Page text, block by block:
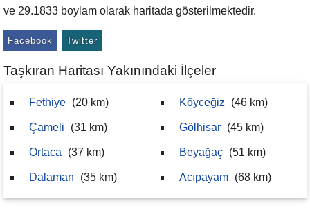
ve 29.1833 boylam olarak haritada gösterilmektedir.
Facebook Twitter
Taşkıran Haritası Yakınındaki İlçeler
Fethiye (20 km)
Çameli (31 km)
Ortaca (37 km)
Dalaman (35 km)
Köyceğiz (46 km)
Gölhisar (45 km)
Beyağaç (51 km)
Acıpayam (68 km)